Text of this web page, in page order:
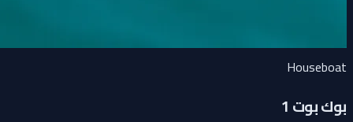
Houseboat
بوك بوت 1